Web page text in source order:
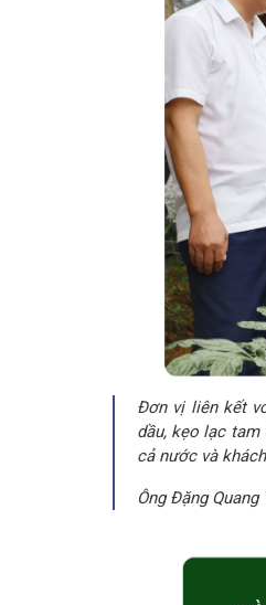
Đơn vị liên kết
dầu, kẹo lạc tam
cả nước và
Ông Đặng